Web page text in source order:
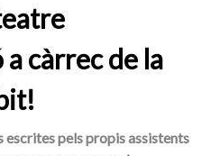
càrrec de la
escrites pels propis assistents